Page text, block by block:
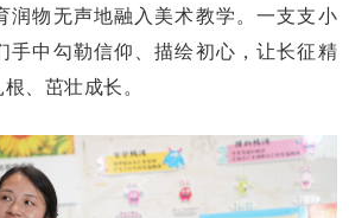
润物无声地融入美术教学。一支支小
手中勾勒信仰、描绘初心，让长征精
、茁壮成长。